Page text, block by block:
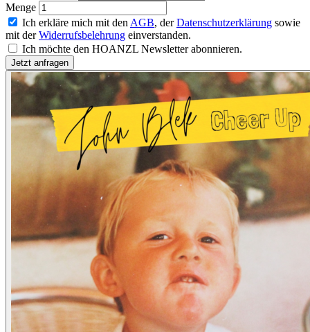
Menge
Ich erkläre mich mit den AGB, derDatenschutzerklärung sowie
mit derWiderrufsbelehrung einverstanden.
Ich möchte den HOANZL Newsletter abonnieren.